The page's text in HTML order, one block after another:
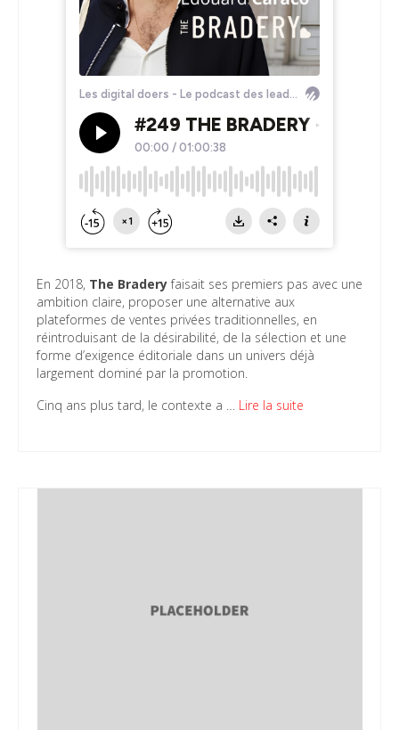
En 2018, The Braderyfaisait ses premiers pas avec une
ambition claire, proposer une alternative aux
plateformes de ventes privées traditionnelles, en
réintroduisant de la désirabilité, de la sélection et une
forme d’exigence éditoriale dans un univers déjà
largement dominé par la promotion.
Cinq ans plus tard, le contexte a … Lire la suite